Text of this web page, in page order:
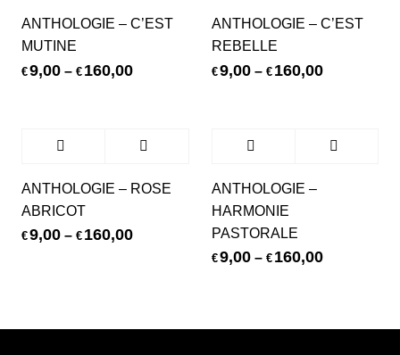
ANTHOLOGIE – C’EST
MUTINE
€9,00 – € 160,00
ANTHOLOGIE – C’EST
REBELLE
€9,00– € 160,00
ANTHOLOGIE – ROSE
ABRICOT
€9,00 – € 160,00
ANTHOLOGIE –
HARMONIE
PASTORALE
€9,00– € 160,00